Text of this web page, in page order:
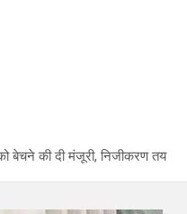
बेचने की दी मंजूरी, निजीकरण तय